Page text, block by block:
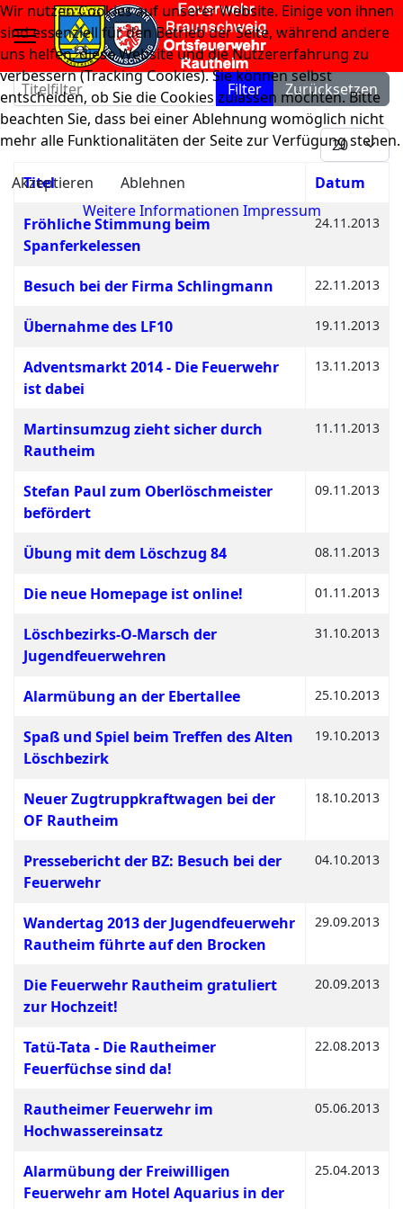
Titelfilter Filter Zurücksetzen
Anzeige #
Titel Datum
Fröhliche Stimmung beim
Spanferkelessen
24.11.2013
Besuch bei der Firma Schlingmann 22.11.2013
Übernahme des LF10 19.11.2013
Adventsmarkt 2014 - Die Feuerwehr
ist dabei
13.11.2013
Martinsumzug zieht sicher durch
Rautheim
11.11.2013
Stefan Paul zum Oberlöschmeister
befördert
09.11.2013
Übung mit dem Löschzug 84 08.11.2013
Die neue Homepage ist online! 01.11.2013
Löschbezirks-O-Marsch der
Jugendfeuerwehren
31.10.2013
Alarmübung an der Ebertallee 25.10.2013
Spaß und Spiel beim Treffen des Alten
Löschbezirk
19.10.2013
Neuer Zugtruppkraftwagen bei der
OF Rautheim
18.10.2013
Pressebericht der BZ: Besuch bei der
Feuerwehr
04.10.2013
Wandertag 2013 der Jugendfeuerwehr
Rautheim führte auf den Brocken
29.09.2013
Die Feuerwehr Rautheim gratuliert
zur Hochzeit!
20.09.2013
Tatü-Tata - Die Rautheimer
Feuerfüchse sind da!
22.08.2013
Rautheimer Feuerwehr im
Hochwassereinsatz
05.06.2013
Alarmübung der Freiwilligen
Feuerwehr am Hotel Aquarius in der
25.04.2013
Wir nutzen Cookies auf unserer Website. Einige von ihnen
sind essenziell für den Betrieb der Seite, während andere
uns helfen, diese Website und die Nutzererfahrung zu
verbessern (Tracking Cookies). Sie können selbst
entscheiden, ob Sie die Cookies zulassen möchten. Bitte
beachten Sie, dass bei einer Ablehnung womöglich nicht
mehr alle Funktionalitäten der Seite zur Verfügung stehen.
Akzeptieren
Ablehnen
Weitere Informationen Impressum